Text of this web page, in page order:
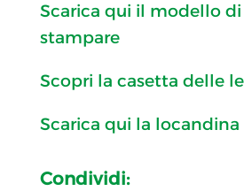
Scarica qui il modello
stampare
Scopri la casetta delle
Scarica qui la locandina
Condividi: